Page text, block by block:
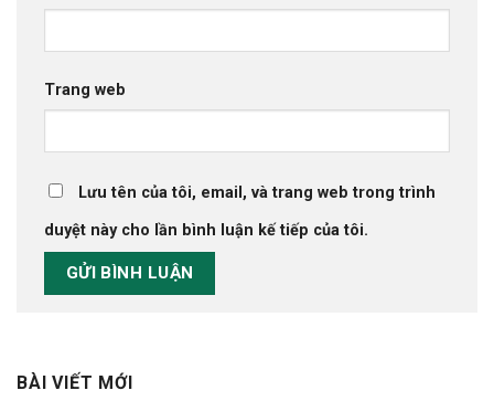
Trang web
Lưu tên của tôi, email, và trang web trong trình
duyệt này cho lần bình luận kế tiếp của tôi.
BÀI VIẾT MỚI